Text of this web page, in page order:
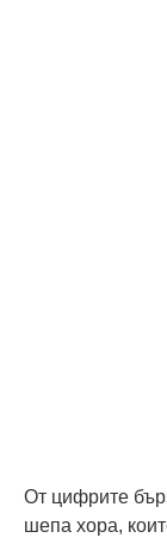
От цифрите
шепа хора,